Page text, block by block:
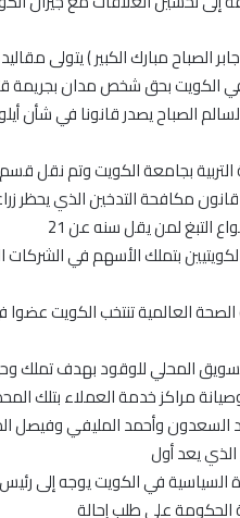
السالم الصباح يصدر قانونا في
التربية بجامعة الكويت وتم نقل
1995 – صدور قانون مكافحة التدخين
التبغ لمن يقل سنه عن 21
الصحة العالمية تنتخب الكويت
للتسويق المحلي للوقود بهدف
مراكز خدمة العملاء بتلك
السعدون وأحمد المليفي
الذي يعد أول
على طلب إحالة